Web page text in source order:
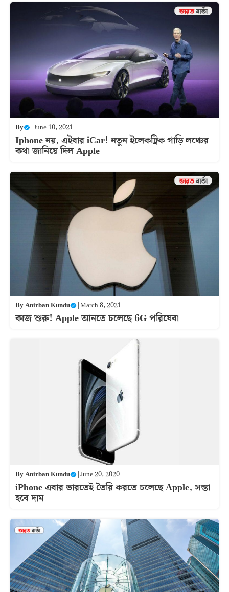
By |June 10, 2021
Iphone নয়, এইবার iCar! নতুন ইলেকট্রিক গাড়ি লঞ্চের
কথা জানিয়ে দিল Apple
ByAnirban Kundu |March 8, 2021
কাজ শুরু! Apple আনতে চলেছে 6G পরিষেবা
ByAnirban Kundu |June 20, 2020
iPhone এবার ভারতেই তৈরি করতে চলেছে Apple, সস্তা
হবে দাম